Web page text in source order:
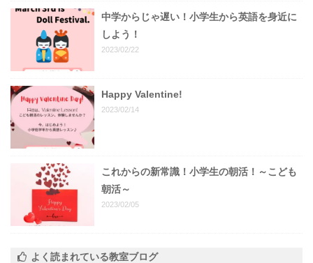
中学からじゃ遅い！小学生から英語を身近に
しよう！
2023/02/22
Happy Valentine!
2023/02/14
これからの新常識！小学生の朝活！～こども
朝活～
2023/02/05
よく読まれている教室ブログ